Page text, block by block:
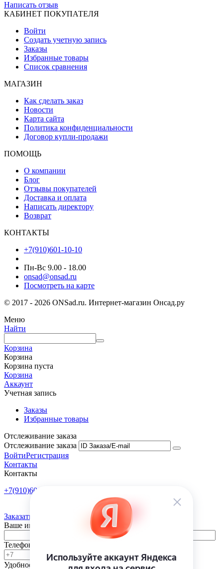
Написать отзыв
КАБИНЕТ ПОКУПАТЕЛЯ
Войти
Создать учетную запись
Заказы
Избранные товары
Список сравнения
МАГАЗИН
Как сделать заказ
Новости
Карта сайта
Политика конфиденциальности
Договор купли-продажи
ПОМОЩЬ
О компании
Блог
Отзывы покупателей
Доставка и оплата
Написать директору
Возврат
КОНТАКТЫ
+7(910)601-10-10
Пн-Вс 9.00 - 18.00
onsad@onsad.ru
Посмотреть на карте
© 2017 - 2026 ONSad.ru. Интернет-магазин Онсад.ру
Меню
Найти
Корзина
Корзина
Корзина пуста
Корзина
Аккаунт
Учетная запись
Заказы
Избранные товары
Отслеживание заказа
Отслеживание заказа
ВойтиРегистрация
Контакты
Контакты
+7(910)601-10-10
Заказать обратный звонок
Ваше имя
Телефон
Удобное время -